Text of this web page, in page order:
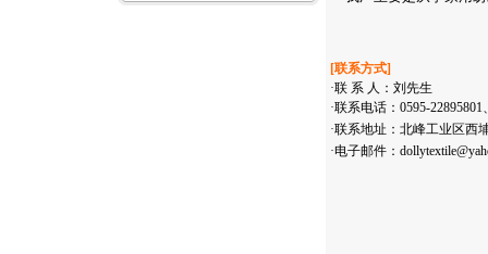
[联系方式]
·联 系 人：刘先生
·联系电话：0595-22895801
·联系地址：北峰工业区西
·电子邮件：